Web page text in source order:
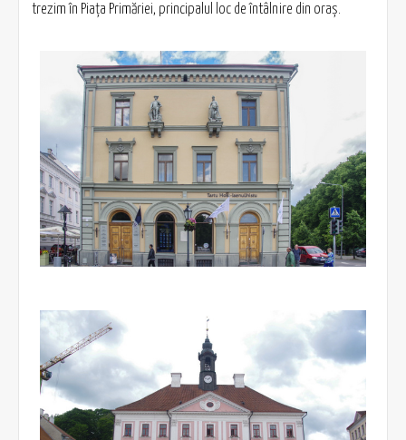
trezim în Piaţa Primăriei, principalul loc de întâlnire din oraş.